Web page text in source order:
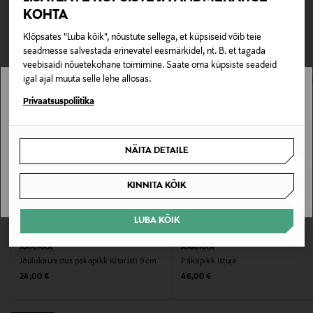
KOHTA
Klõpsates "Luba kõik", nõustute sellega, et küpsiseid võib teie
seadmesse salvestada erinevatel eesmärkidel, nt. B. et tagada
veebisaidi nõuetekohane toimimine. Saate oma küpsiste seadeid
igal ajal muuta selle lehe allosas.
Privaatsuspoliitika
NÄITA DETAILE
KINNITA KÕIK
LUBA KÕIK
Tootenumber
164358573
Materjal
SOOME
Tarnimine pakiautomaati või postkontorisse
TEISED KLIENDID
VAATASID KA
EELIS KUPONGIGA
AARIKKA
Jõulukaunistus päkapikk Kitaristi 9 cm
Original Price
24,00 €
EELIS KUPONGIGA
AARIKKA
Päkapikk Istuja
Original Price
46,00 €
Stockmann pole Sinu riigis saadaval.
SAAN ARU